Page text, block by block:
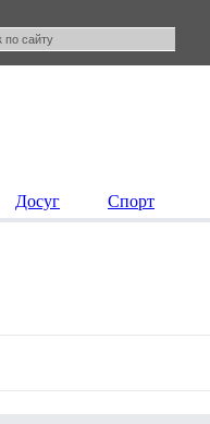
Досуг Спорт